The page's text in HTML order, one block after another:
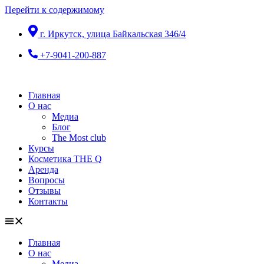
Перейти к содержимому
г. Иркутск, улица Байкальская 346/4
+7-9041-200-887
Главная
О нас
Медиа
Блог
The Most club
Курсы
Косметика THE Q
Аренда
Вопросы
Отзывы
Контакты
Главная
О нас